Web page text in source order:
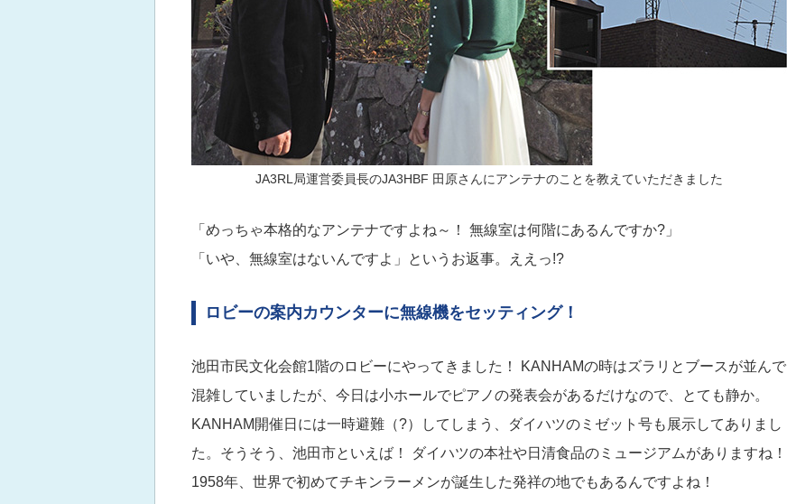
JA3RL局運営委員長のJA3HBF 田原さんにアンテナのことを教えていただきました
「めっちゃ本格的なアンテナですよね～！ 無線室は何階にあるんですか?」
「いや、無線室はないんですよ」というお返事。ええっ!?
ロビーの案内カウンターに無線機をセッティング！
池田市民文化会館1階のロビーにやってきました！ KANHAMの時はズラリとブースが並んで
混雑していましたが、今日は小ホールでピアノの発表会があるだけなので、とても静か。
KANHAM開催日には一時避難（?）してしまう、ダイハツのミゼット号も展示してありまし
た。そうそう、池田市といえば！ ダイハツの本社や日清食品のミュージアムがありますね！
1958年、世界で初めてチキンラーメンが誕生した発祥の地でもあるんですよね！